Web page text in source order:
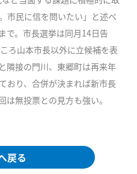
市民に信を問いたい」と述べ
で。市長選挙は同月14日告
ろ山本市長以外に立候補を表
隣接の門川、東郷町は再来年
おり、合併が決まれば新市長
無投票との見方も強い。
戻る